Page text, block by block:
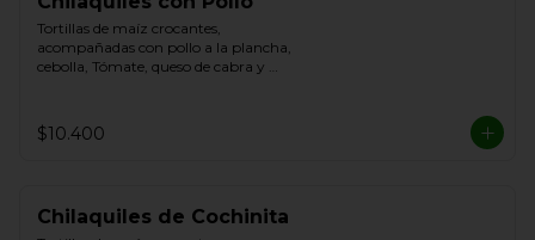
Tortillas de maíz crocantes,
acompañadas con pollo a la plancha,
cebolla, Tómate, queso de cabra y
$10.400
Chilaquiles de Cochinita